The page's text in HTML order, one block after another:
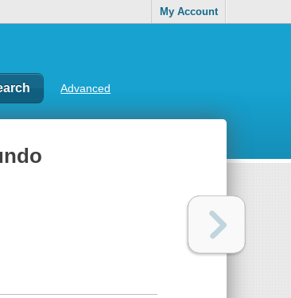
My Account
Advanced